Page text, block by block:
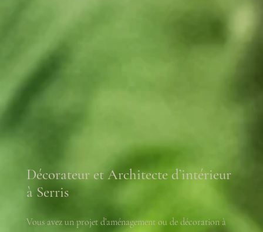
Décorateur et Architecte d’intérieur
à Serris
Vous avez un projet d’aménagement ou de décoration à